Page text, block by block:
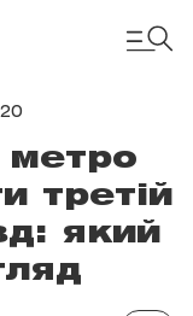
метро
третій
який